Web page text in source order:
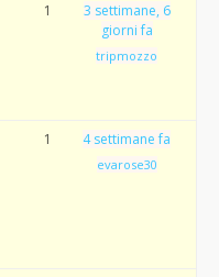
1
3 settimane, 6
giorni fa
tripmozzo
1 4 settimane fa
evarose30